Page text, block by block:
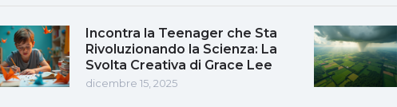
Incontra la Teenager che Sta
Rivoluzionando la Scienza: La
Svolta Creativa di Grace Lee
dicembre 15, 2025